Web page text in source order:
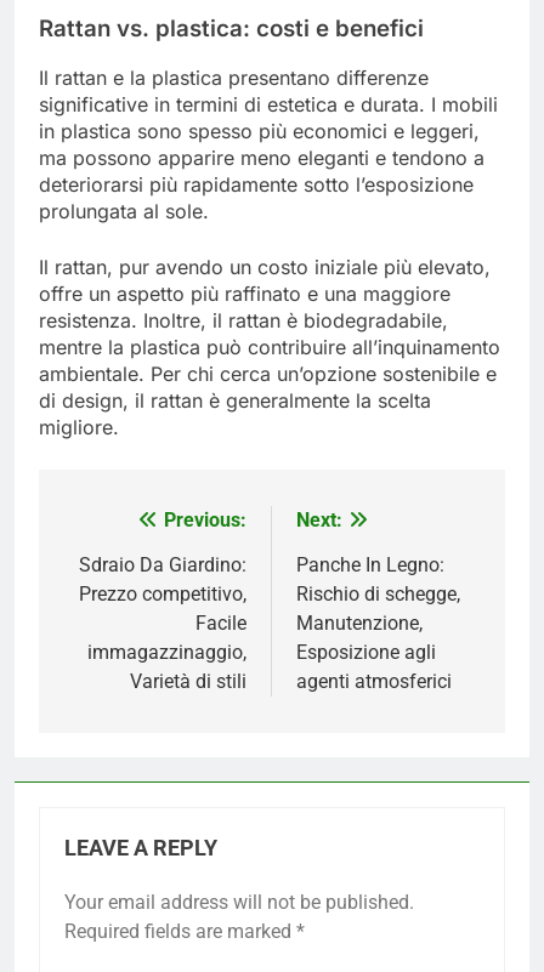
Rattan vs. plastica: costi e benefici
Il rattan e la plastica presentano differenze
significative in termini di estetica e durata. I mobili
in plastica sono spesso più economici e leggeri,
ma possono apparire meno eleganti e tendono a
deteriorarsi più rapidamente sotto l’esposizione
prolungata al sole.
Il rattan, pur avendo un costo iniziale più elevato,
offre un aspetto più raffinato e una maggiore
resistenza. Inoltre, il rattan è biodegradabile,
mentre la plastica può contribuire all’inquinamento
ambientale. Per chi cerca un’opzione sostenibile e
di design, il rattan è generalmente la scelta
migliore.
navigation
Previous:
Sdraio Da Giardino:
Prezzo competitivo,
Facile
immagazzinaggio,
Varietà di stili
Next:
Panche In Legno:
Rischio di schegge,
Manutenzione,
Esposizione agli
agenti atmosferici
LEAVE A REPLY
Your email address will not be published.
Required fields are marked *